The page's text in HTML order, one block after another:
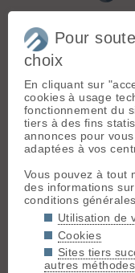
Nouveau sujet|Voir
46 résultats
4000m du valais.
03.04.2017 à 22:21)
recherche
valais à ski
Débutants à
Oui . A quelle heure
co&quipier pour
17.01.2017 à 10:45)
cherche coéquipier
sur cham ou val
Pour
choix
En cliquant sur
cookies à usage
fonctionnement du
tiers à des fins
annonces pour
adaptées à vos
Vous pouvez à tout
des informations
conditions
Utilisation de
Cookies
Sites tiers
autres